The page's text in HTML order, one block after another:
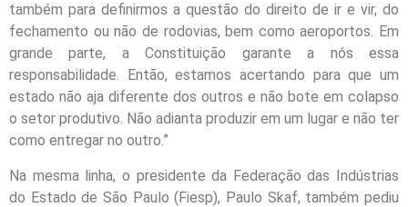
também para definirmos a questão do direito de ir e vir, do
fechamento ou não de rodovias, bem como aeroportos. Em
grande parte, a Constituição garante a nós essa
responsabilidade. Então, estamos acertando para que um
estado não aja diferente dos outros e não bote em colapso
o setor produtivo. Não adianta produzir em um lugar e não ter
como entregar no outro.”
Na mesma linha, o presidente da Federação das Indústrias
do Estado de São Paulo (Fiesp), Paulo Skaf, também pediu